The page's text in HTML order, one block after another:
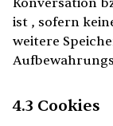
ist , sofern
weitere
4.3 Cookies